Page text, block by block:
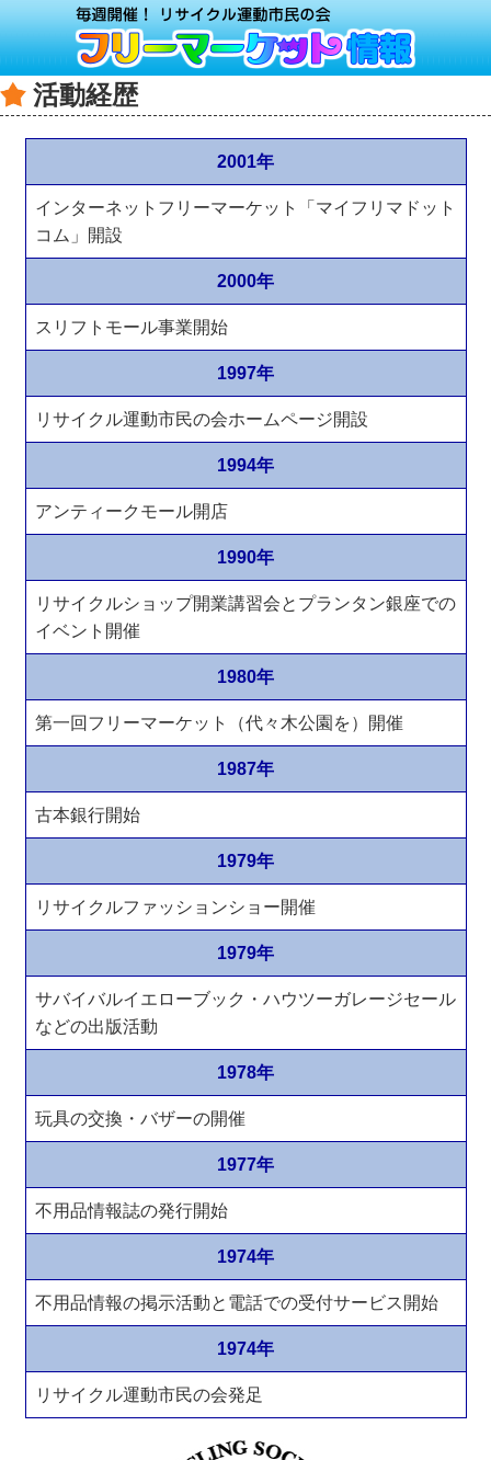
活動経歴
2001年
インターネットフリーマーケット「マイフリマドット
コム」開設
2000年
スリフトモール事業開始
1997年
リサイクル運動市民の会ホームページ開設
1994年
アンティークモール開店
1990年
リサイクルショップ開業講習会とプランタン銀座での
イベント開催
1980年
第一回フリーマーケット（代々木公園を）開催
1987年
古本銀行開始
1979年
リサイクルファッションショー開催
1979年
サバイバルイエローブック・ハウツーガレージセール
などの出版活動
1978年
玩具の交換・バザーの開催
1977年
不用品情報誌の発行開始
1974年
不用品情報の掲示活動と電話での受付サービス開始
1974年
リサイクル運動市民の会発足